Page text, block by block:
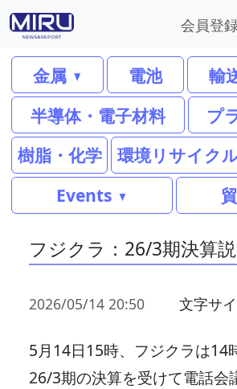
会員登
金属 電池
輸
半導体・電子材料
プ
樹脂・化学
環境リサイク
Events
フジクラ：26/3期決算
2026/05/14 20:50 文字サ
5月14日15時、フジクラは14
26/3期の決算を受けて電話会